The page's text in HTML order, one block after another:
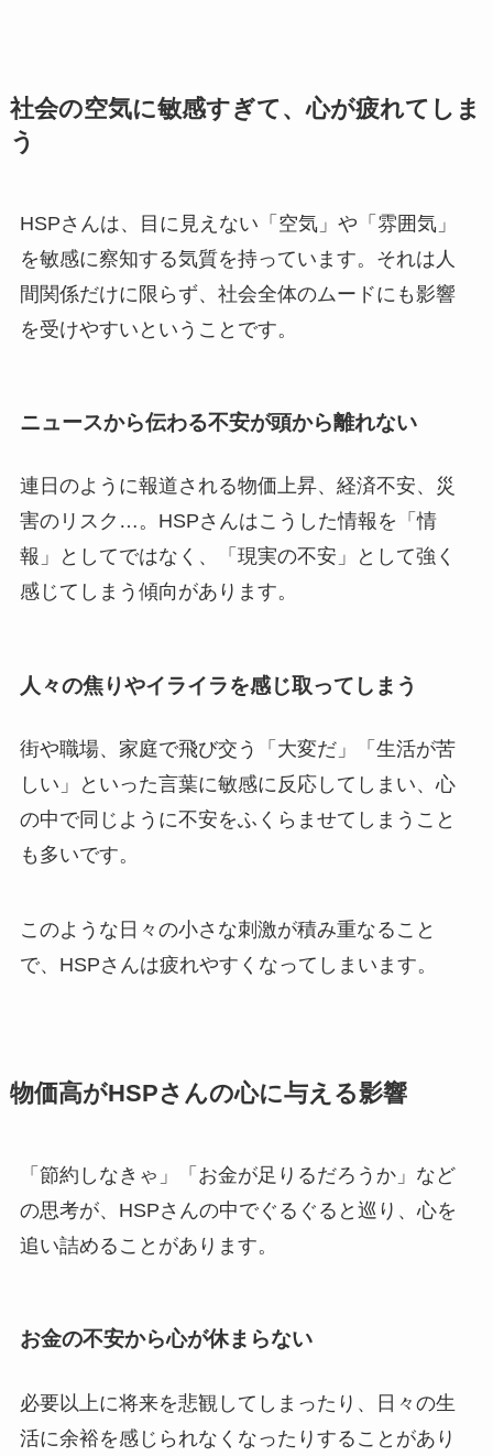
社会の空気に敏感すぎて、心が疲れてしま
う
HSPさんは、目に見えない「空気」や「雰囲気」
を敏感に察知する気質を持っています。それは人
間関係だけに限らず、社会全体のムードにも影響
を受けやすいということです。
ニュースから伝わる不安が頭から離れない
連日のように報道される物価上昇、経済不安、災
害のリスク…。HSPさんはこうした情報を「情
報」としてではなく、「現実の不安」として強く
感じてしまう傾向があります。
人々の焦りやイライラを感じ取ってしまう
街や職場、家庭で飛び交う「大変だ」「生活が苦
しい」といった言葉に敏感に反応してしまい、心
の中で同じように不安をふくらませてしまうこと
も多いです。
このような日々の小さな刺激が積み重なること
で、HSPさんは疲れやすくなってしまいます。
物価高がHSPさんの心に与える影響
「節約しなきゃ」「お金が足りるだろうか」など
の思考が、HSPさんの中でぐるぐると巡り、心を
追い詰めることがあります。
お金の不安から心が休まらない
必要以上に将来を悲観してしまったり、日々の生
活に余裕を感じられなくなったりすることがあり